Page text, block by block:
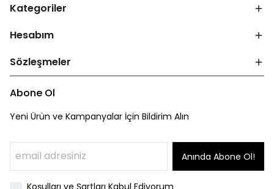
Kategoriler
Hesabım
Sözleşmeler
Abone Ol
Yeni Ürün ve Kampanyalar İçin Bildirim Alın
Anında Abone Ol!